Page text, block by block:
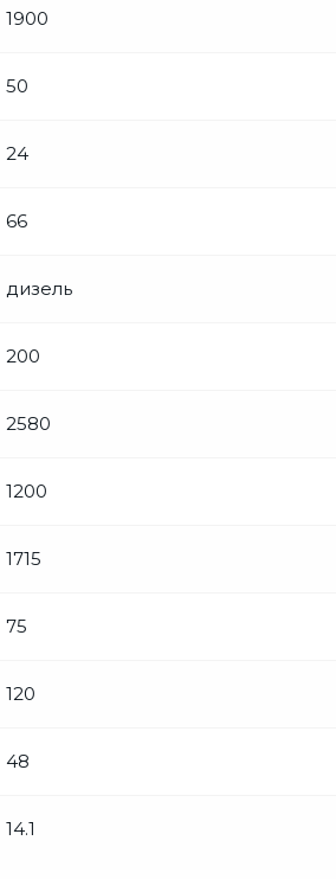
1900
50
24
66
дизель
200
2580
1200
1715
75
120
48
14.1